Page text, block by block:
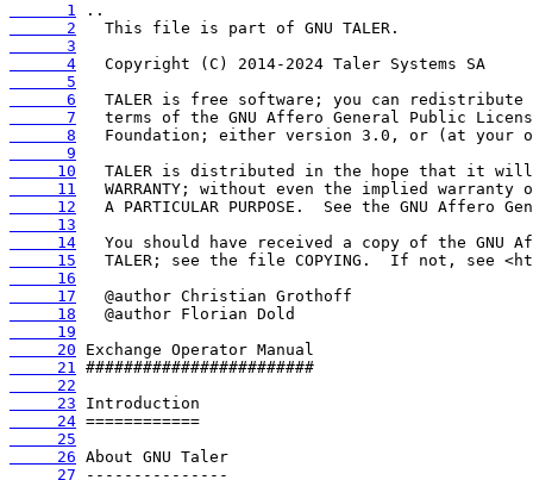
      1
      2
      3
      4
      5
      6
      7
      8
      9
     10
     11
     12
     13
     14
     15
     16
     17
     18
     19
     20
     21
     22
     23
     24
     25
     26
     27